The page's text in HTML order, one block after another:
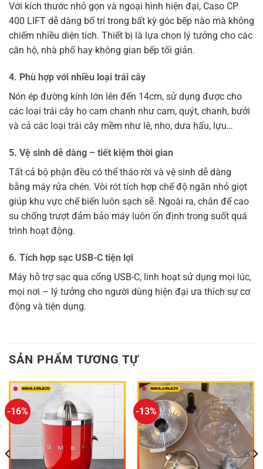
Với kích thước nhỏ gọn và ngoại hình hiện đại, Caso CP
400 LIFT dễ dàng bố trí trong bất kỳ góc bếp nào mà không
chiếm nhiều diện tích. Thiết bị là lựa chọn lý tưởng cho các
căn hộ, nhà phố hay không gian bếp tối giản.
4. Phù hợp với nhiều loại trái cây
Nón ép đường kính lớn lên đến 14cm, sử dụng được cho
các loại trái cây họ cam chanh như cam, quýt, chanh, bưởi
và cả các loại trái cây mềm như lê, nho, dưa hấu, lựu…
5. Vệ sinh dễ dàng – tiết kiệm thời gian
Tất cả bộ phận đều có thể tháo rời và vệ sinh dễ dàng
bằng máy rửa chén. Vòi rót tích hợp chế độ ngăn nhỏ giọt
giúp khu vực chế biến luôn sạch sẽ. Ngoài ra, chân đế cao
su chống trượt đảm bảo máy luôn ổn định trong suốt quá
trình hoạt động.
6. Tích hợp sạc USB-C tiện lợi
Máy hỗ trợ sạc qua cổng USB-C, linh hoạt sử dụng mọi lúc,
mọi nơi – lý tưởng cho người dùng hiện đại ưa thích sự cơ
động và tiện dụng.
SẢN PHẨM TƯƠNG TỰ
-16% -13%